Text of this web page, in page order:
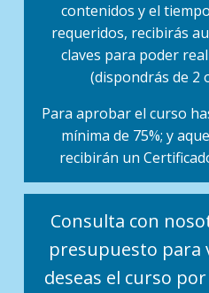
contenidos y el
requeridos, recibirás
claves para poder
(dispondrás de 2
Para aprobar el curso
mínima de 75%; y
recibirán un
Consulta con
presupuesto para
deseas el curso